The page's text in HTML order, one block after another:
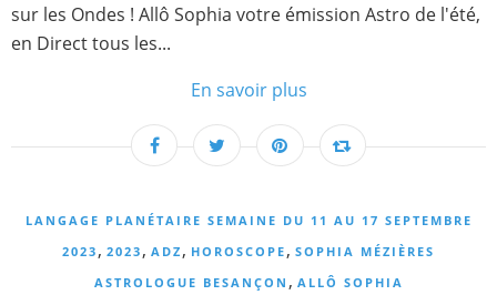
sur les Ondes ! Allô Sophia votre émission Astro de l'été,
en Direct tous les...
En savoir plus
LANGAGE PLANÉTAIRE SEMAINE DU 11 AU 17 SEPTEMBRE
2023 , 2023 , ADZ , HOROSCOPE , SOPHIA MÉZIÈRES
ASTROLOGUE BESANÇON , ALLÔ SOPHIA